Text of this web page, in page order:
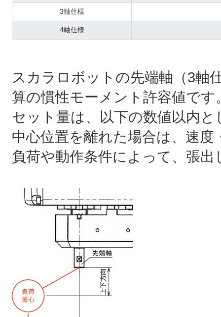
3軸仕様
4軸仕様
スカラロボットの先端軸（3軸
算の慣性モーメント許容値で
セット量は、以下の数値以内
中心位置を離れた場合は、速
負荷や動作条件によって、張